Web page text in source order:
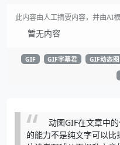
此内容由人工摘要内容，并由AI
暂无内容
GIF GIF字幕君 GIF动态图
动图GIF在文章中
的能力不是纯文字可以